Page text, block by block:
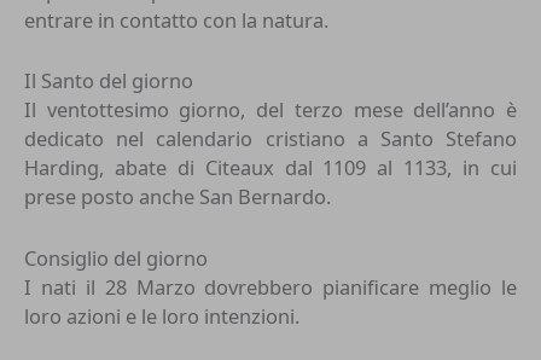
entrare in contatto con la natura.
Il Santo del giorno
Il ventottesimo giorno, del terzo mese dell’anno è
dedicato nel calendario cristiano a Santo Stefano
Harding, abate di Citeaux dal 1109 al 1133, in cui
prese posto anche San Bernardo.
Consiglio del giorno
I nati il 28 Marzo dovrebbero pianificare meglio le
loro azioni e le loro intenzioni.